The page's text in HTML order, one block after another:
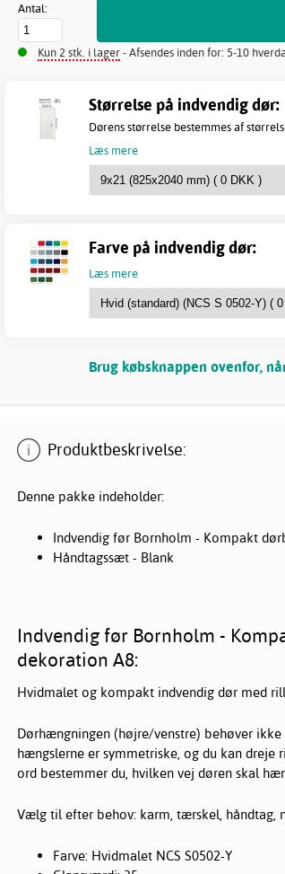
Antal:
Kun 2 stk. i lager- Afsendes inden for: 5-10
Størrelse på indvendig dør:
Dørens størrelse bestemmes af
Læs mere
Farve på indvendig dør:
Læs mere
Brug købsknappen ovenfor,
Produktbeskrivelse:
Denne pakke indeholder:
Indvendig før Bornholm - Kompakt
Håndtagssæt - Blank
Indvendig før Bornholm -
dekoration A8:
Hvidmalet og kompakt indvendig dør med
Dørhængningen (højre/venstre) behøver
hængslerne er symmetriske, og du kan dreje
ord bestemmer du, hvilken vej døren skal
Vælg til efter behov: karm, tærskel, håndtag,
Farve: Hvidmalet NCS S0502-Y